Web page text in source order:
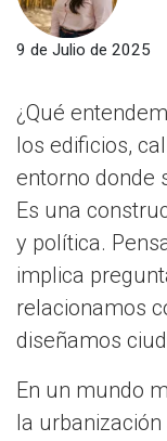
9 de Julio de 2025
¿Qué
los edificios,
entorno donde
Es una
y política.
implica
relacionamos
diseñamos
En un mundo
la